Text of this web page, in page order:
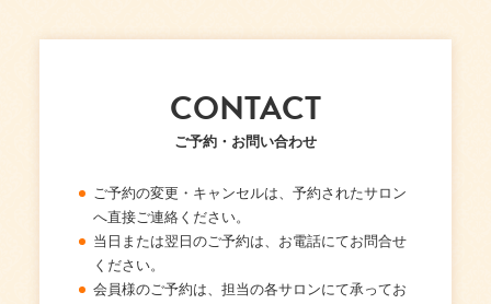
CONTACT
ご予約・お問い合わせ
ご予約の変更・キャンセルは、予約されたサロン
へ直接ご連絡ください。
当日または翌日のご予約は、お電話にてお問合せ
ください。
会員様のご予約は、担当の各サロンにて承ってお